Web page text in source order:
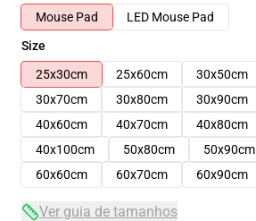
Mouse Pad
LED Mouse Pad
Size
25x30cm
25x60cm 30x50cm
30x70cm
30x80cm 30x90cm
40x60cm
40x70cm 40x80cm
40x100cm
50x80cm 50x90cm
60x60cm
60x70cm 60x90cm
Ver guia de tamanhos